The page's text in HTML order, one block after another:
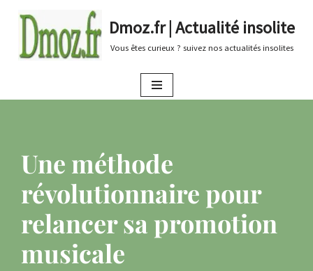
au
Dmoz.fr | Actualité insolite
Vous êtes curieux ? suivez nos actualités insolites
Une méthode
révolutionnaire pour
relancer sa promotion
musicale